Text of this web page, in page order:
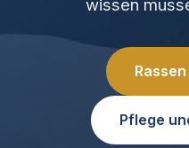
wissen
Pflege